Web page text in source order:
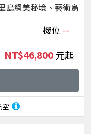
島網美秘境、藝術烏
機位 --
空
NT$46,800 起